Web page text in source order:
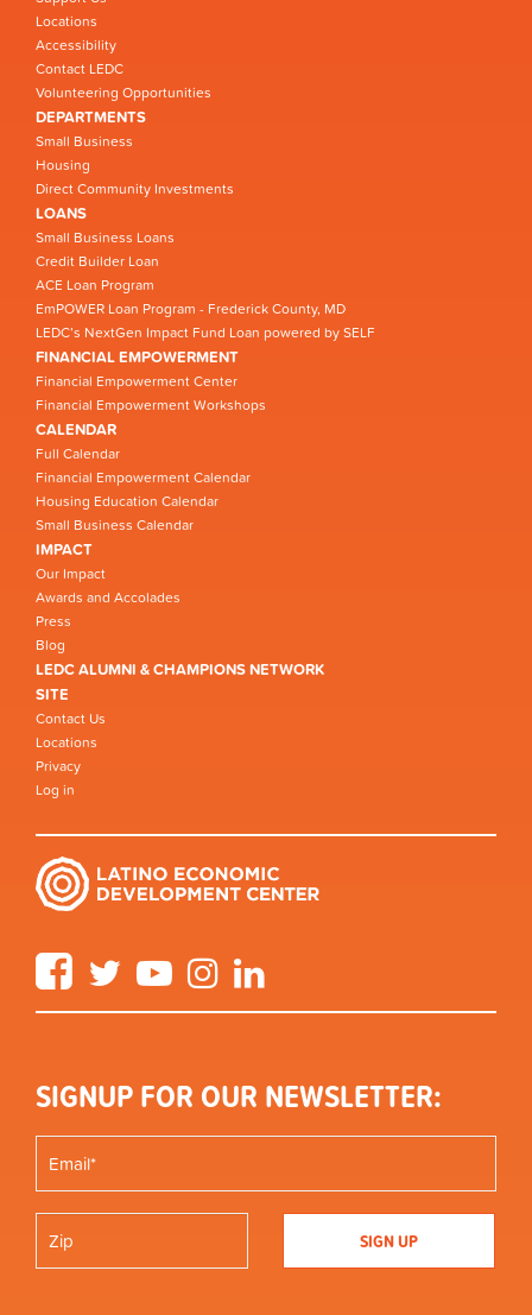
Locations
Accessibility
Contact LEDC
Volunteering Opportunities
DEPARTMENTS
Small Business
Housing
Direct Community Investments
LOANS
Small Business Loans
Credit Builder Loan
ACE Loan Program
EmPOWER Loan Program - Frederick County, MD
LEDC’s NextGen Impact Fund Loan powered by SELF
FINANCIAL EMPOWERMENT
Financial Empowerment Center
Financial Empowerment Workshops
CALENDAR
Full Calendar
Financial Empowerment Calendar
Housing Education Calendar
Small Business Calendar
IMPACT
Our Impact
Awards and Accolades
Press
Blog
LEDC ALUMNI & CHAMPIONS NETWORK
SITE
Contact Us
Locations
Privacy
Log in
FacebookTwitter YouTube Instagram
SIGNUP FOR OUR NEWSLETTER: